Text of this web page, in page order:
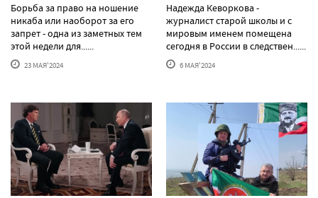
Борьба за право на ношение
никаба или наоборот за его
запрет - одна из заметных тем
этой недели для......
23 МАЯ'2024
Надежда Кеворкова -
журналист старой школы и с
мировым именем помещена
сегодня в России в следствен......
6 МАЯ'2024